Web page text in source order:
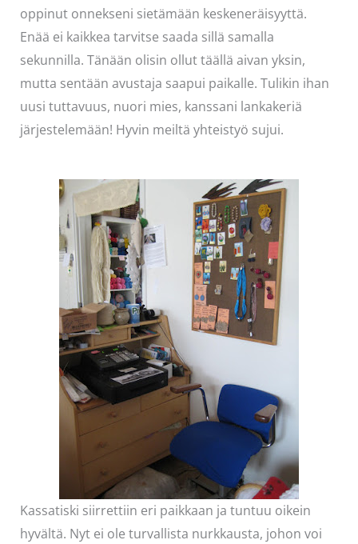
oppinut onnekseni sietämään keskeneräisyyttä.
Enää ei kaikkea tarvitse saada sillä samalla
sekunnilla. Tänään olisin ollut täällä aivan yksin,
mutta sentään avustaja saapui paikalle. Tulikin ihan
uusi tuttavuus, nuori mies, kanssani lankakeriä
järjestelemään! Hyvin meiltä yhteistyö sujui.
Kassatiski siirrettiin eri paikkaan ja tuntuu oikein
hyvältä. Nyt ei ole turvallista nurkkausta, johon voi